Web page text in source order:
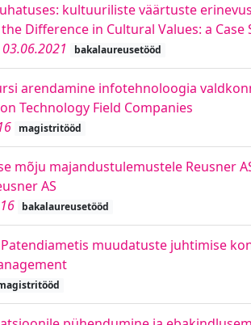
kultuuriliste väärtuste
Difference in Cultural Values: a
03.06.2021 bakalaureusetööd
arendamine infotehnoloogia
Technology Field Companies
magistritööd
mõju majandustulemustele Reusner
AS
bakalaureusetööd
muudatuste juhtimise